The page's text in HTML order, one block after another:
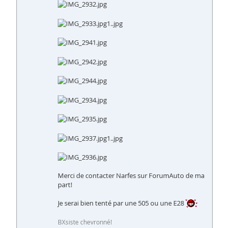
Merci de contacter Narfes sur ForumAuto de ma
part!
Je serai bien tenté par une 505 ou une E28
BXsiste chevronné!